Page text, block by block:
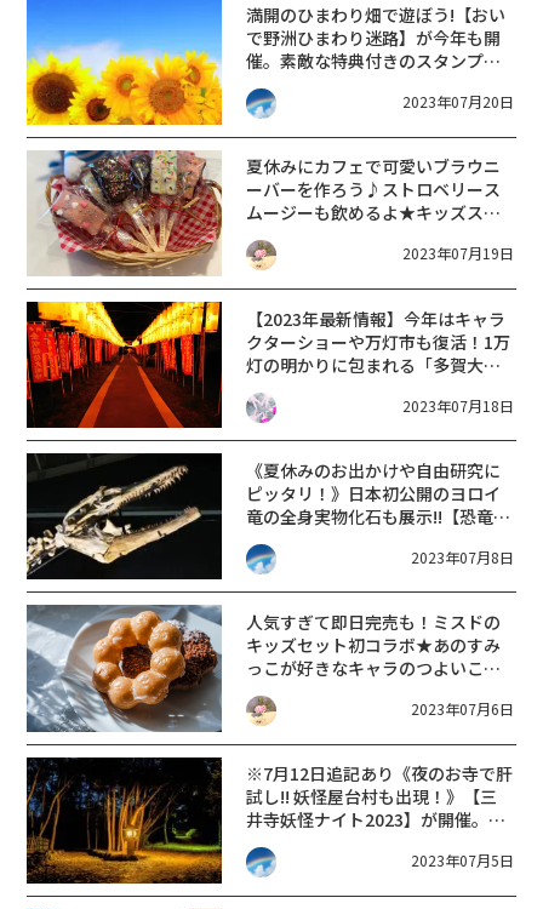
満開のひまわり畑で遊ぼう!【おい
で野洲ひまわり迷路】が今年も開
催。素敵な特典付きのスタンプラ
リーもあります。
2023年07月20日
夏休みにカフェで可愛いブラウニ
ーバーを作ろう♪ストロベリース
ムージーも飲めるよ★キッズスイ
ーツレッスン【大津市】
2023年07月19日
【2023年最新情報】今年はキャラ
クターショーや万灯市も復活！1万
灯の明かりに包まれる「多賀大社
万灯祭」開催★【8月3日〜5日】
2023年07月18日
《夏休みのお出かけや自由研究に
ピッタリ！》日本初公開のヨロイ
竜の全身実物化石も展示!!【恐竜博
2023】が開催中。
2023年07月8日
人気すぎて即日完売も！ミスドの
キッズセット初コラボ★あのすみ
っこが好きなキャラのつよいこグ
ラスが登場
2023年07月6日
※7月12日追記あり《夜のお寺で肝
試し!! 妖怪屋台村も出現！》【三
井寺妖怪ナイト2023】が開催。
【8月3日〜6日】
2023年07月5日